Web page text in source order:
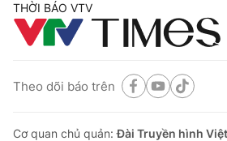
Xã hội
THỜI BÁO VTV
Theo dõi báo trên
Cơ quan chủ quản:Đài Truyền hình